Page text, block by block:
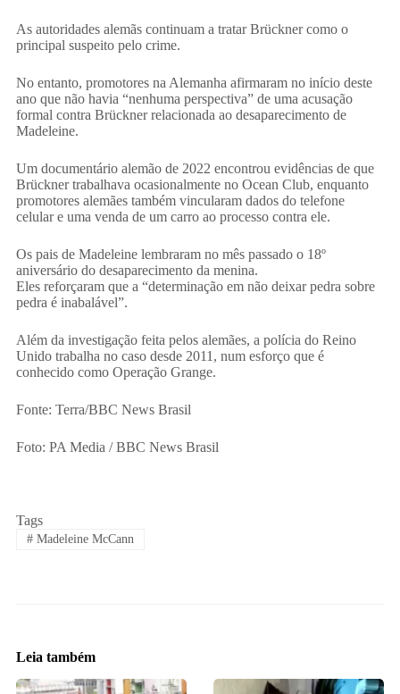
As autoridades alemãs continuam a tratar Brückner como o
principal suspeito pelo crime.
No entanto, promotores na Alemanha afirmaram no início deste
ano que não havia “nenhuma perspectiva” de uma acusação
formal contra Brückner relacionada ao desaparecimento de
Madeleine.
Um documentário alemão de 2022 encontrou evidências de que
Brückner trabalhava ocasionalmente no Ocean Club, enquanto
promotores alemães também vincularam dados do telefone
celular e uma venda de um carro ao processo contra ele.
Os pais de Madeleine lembraram no mês passado o 18º
aniversário do desaparecimento da menina.
Eles reforçaram que a “determinação em não deixar pedra sobre
pedra é inabalável”.
Além da investigação feita pelos alemães, a polícia do Reino
Unido trabalha no caso desde 2011, num esforço que é
conhecido como Operação Grange.
Fonte: Terra/BBC News Brasil
Foto: PA Media / BBC News Brasil
Tags
#Madeleine McCann
Leia também